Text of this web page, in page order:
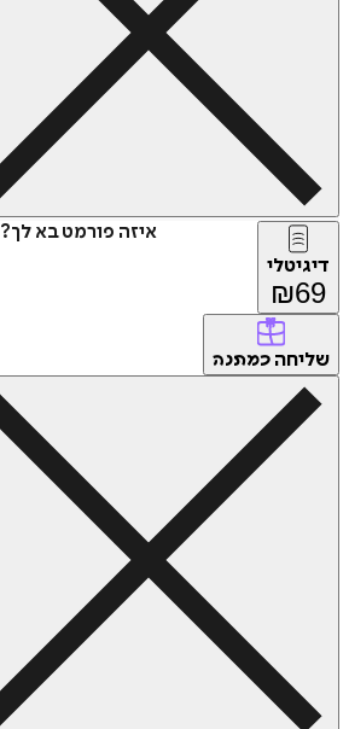
איזה פורמט בא לך?
דיגיטלי
₪69
שליחה כמתנה